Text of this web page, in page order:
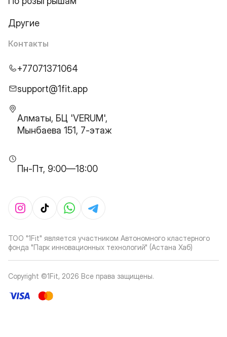
Другие
Контакты
+77071371064
support@1fit.app
Алматы, БЦ 'VERUM',
Мынбаева 151, 7-этаж
Пн-Пт, 9:00—18:00
ТОО "1Fit" является участником Автономного кластерного
фонда "Парк инновационных технологий" (Астана Хаб)
Copyright ©1Fit, 2026 Все права защищены.